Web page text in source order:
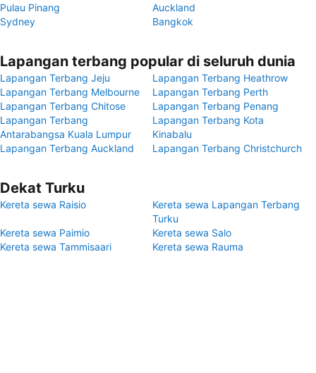
Pulau Pinang
Auckland
Sydney
Bangkok
Lapangan terbang popular di seluruh dunia
Lapangan Terbang Jeju
Lapangan Terbang Heathrow
Lapangan Terbang Melbourne
Lapangan Terbang Perth
Lapangan Terbang Chitose
Lapangan Terbang Penang
Lapangan Terbang
Antarabangsa Kuala Lumpur
Lapangan Terbang Kota
Kinabalu
Lapangan Terbang Auckland
Lapangan Terbang Christchurch
Dekat Turku
Kereta sewa Raisio
Kereta sewa Lapangan Terbang
Turku
Kereta sewa Paimio
Kereta sewa Salo
Kereta sewa Tammisaari
Kereta sewa Rauma